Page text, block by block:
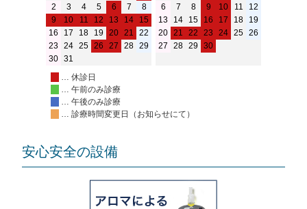
2
3 4 5 6 7
8
9
10 11 12 13 14
15
16
17 18 19 20 21
22
23 24 25 26 27 28 29
30 31
6
7 8 9 10 11
12
13
14 15 16 17 18
19
20 21 22 23 24 25 26
27
28 29 30
… 休診日
… 午前のみ診療
… 午後のみ診療
… 診療時間変更日（お知らせにて）
安心安全の設備